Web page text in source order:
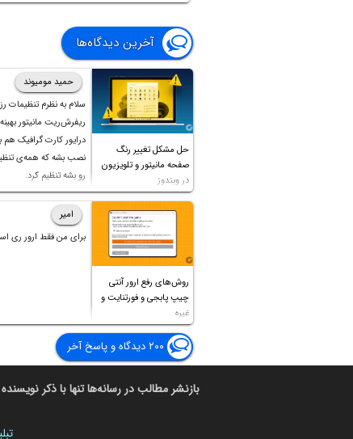
آخرین دیدگاه‌ها
حل مشکل تغییر رنگ
صفحه مانیتور و تلویزیون
در ویندوز
حمید مومیوند
سلام به نظرم تنظیمات
ریفرش‌ریت مانیتور بهینه
درایور کارت گرافیک
نصب بشه که همه‌ی
رو بشه تنظیم کرد.
روش‌های رفع ارور آنتی
چیپ پابجی و فورتنایت و
غیره
امیر
برای من فقط ارور ری
۲۰۰ دیدگاه و پاسخ آخر
بازنشر مطالب در رسانه‌ها تنها با ذکر